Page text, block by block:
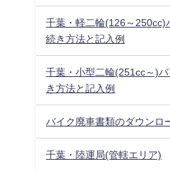
千葉・軽二輪(126～250cc)
続き方法と記入例
千葉・小型二輪(251cc～)
き方法と記入例
バイク廃車書類のダウンロ
千葉・陸運局(管轄エリア)